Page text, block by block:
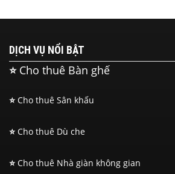
DỊCH VỤ NỔI BẬT
⭐ Cho thuê Bàn ghế
⭐ Cho thuê Sân khấu
⭐ Cho thuê Dù che
⭐ Cho thuê Nhà giàn không gian